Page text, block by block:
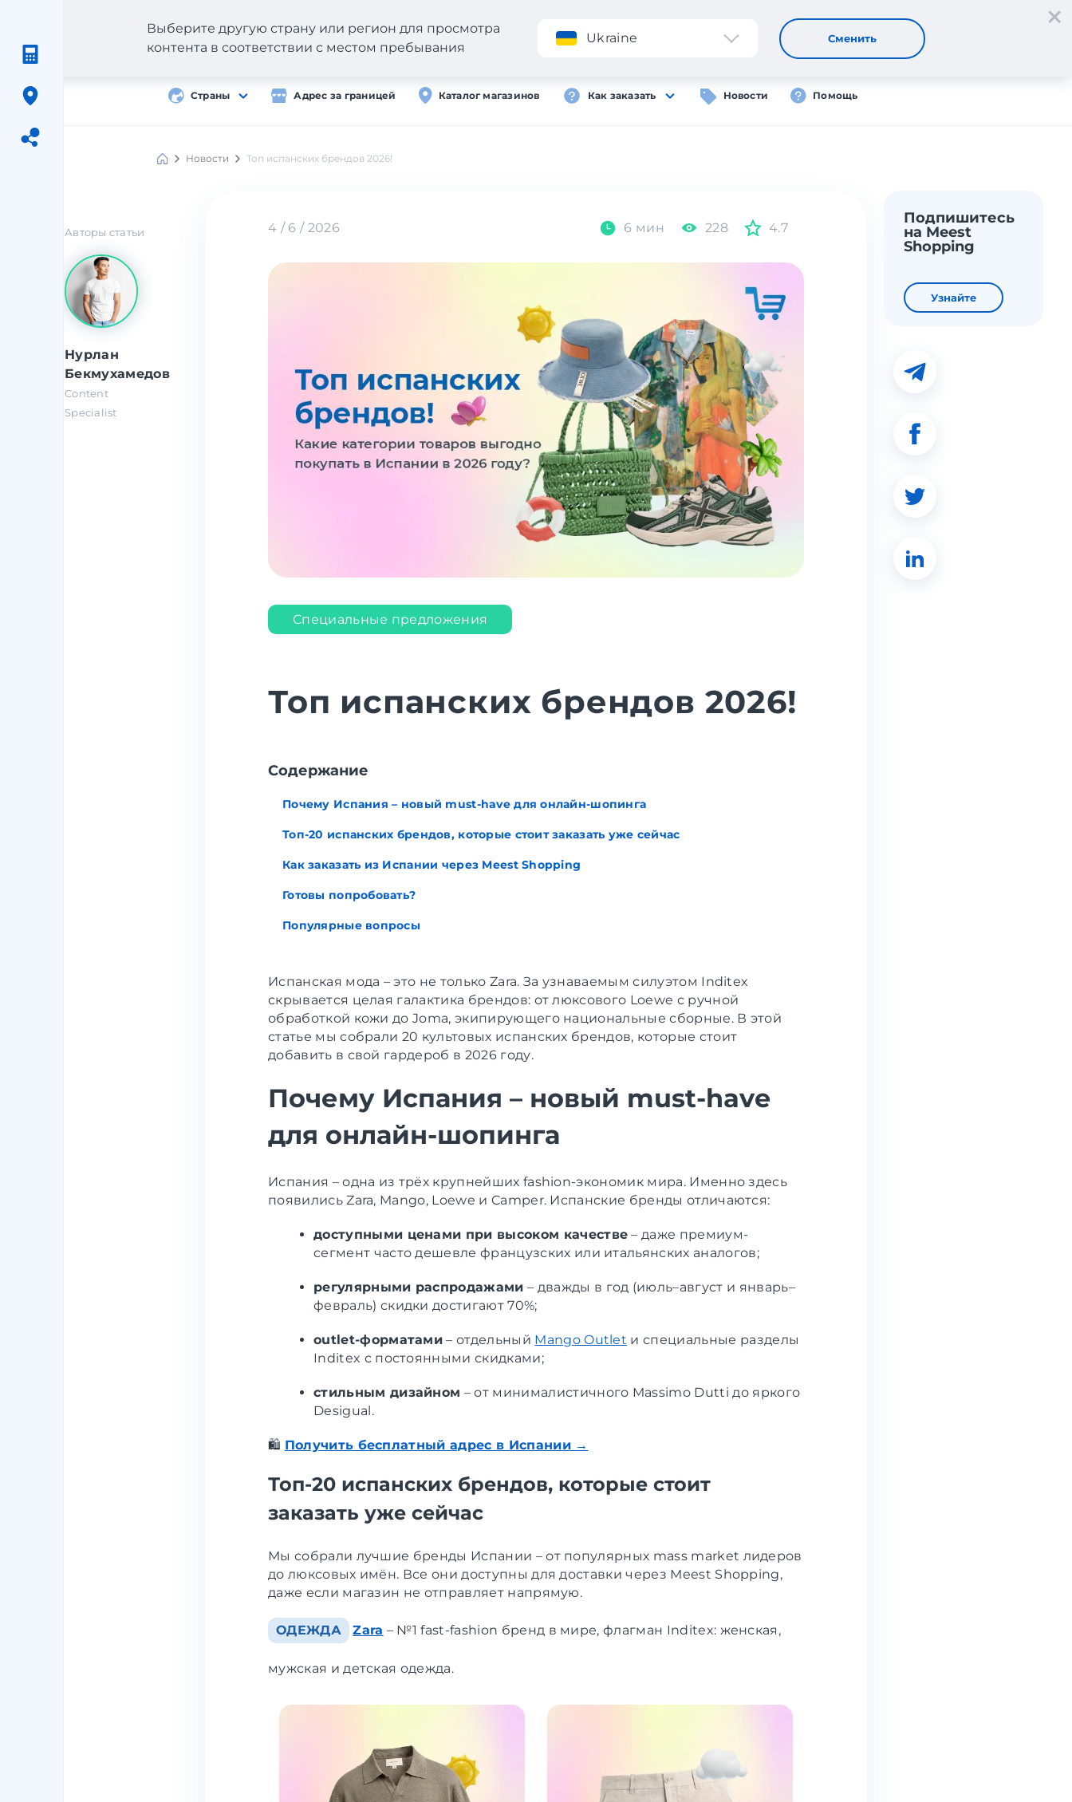
Регистрация
Страны Адрес за границей Каталог магазинов Как заказать Новости Помощь
Выберите другую страну или регион для просмотра
контента в соответствии с местом пребывания
Ukraine Сменить
Meest
Новости Топ испанских брендов 2026!
4 / 6 / 2026 6 мин 228 4.7
Авторы статьи
Нурлан
Бекмухамедов
Content
Specialist
Подпишитесь
на Meest
Shopping
Узнайте
Специальные предложения
Топ испанских брендов 2026!
Содержание
Почему Испания – новый must-have для онлайн-шопинга
Топ-20 испанских брендов, которые стоит заказать уже сейчас
Как заказать из Испании через Meest Shopping
Готовы попробовать?
Популярные вопросы
Испанская мода – это не только Zara. За узнаваемым силуэтом Inditex
скрывается целая галактика брендов: от люксового Loewe с ручной
обработкой кожи до Joma, экипирующего национальные сборные. В этой
статье мы собрали 20 культовых испанских брендов, которые стоит
добавить в свой гардероб в 2026 году.
Почему Испания – новый must-have
для онлайн-шопинга
Испания – одна из трёх крупнейших fashion-экономик мира. Именно здесь
появились Zara, Mango, Loewe и Camper. Испанские бренды отличаются:
доступными ценами при высоком качестве – даже премиум-
сегмент часто дешевле французских или итальянских аналогов;
регулярными распродажами – дважды в год (июль–август и январь–
февраль) скидки достигают 70%;
outlet-форматами – отдельный Mango Outlet и специальные разделы
Inditex с постоянными скидками;
стильным дизайном – от минималистичного Massimo Dutti до яркого
Desigual.
🛍️ Получить бесплатный адрес в Испании →
Топ-20 испанских брендов, которые стоит
заказать уже сейчас
Мы собрали лучшие бренды Испании – от популярных mass market лидеров
до люксовых имён. Все они доступны для доставки через Meest Shopping,
даже если магазин не отправляет напрямую.
ОДЕЖДА Zara – №1 fast-fashion бренд в мире, флагман Inditex: женская,
мужская и детская одежда.